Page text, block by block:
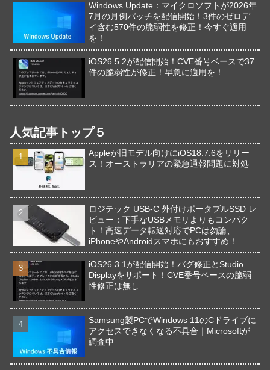
Windows Update：マイクロソフトが2026年
7月の月例パッチを配信開始！3件のゼロデ
イ含む570件の脆弱性を修正！今すぐ適用
を！
iOS26.5.2が配信開始！CVE番号ベースで37
件の脆弱性が修正！早急に適用を！
人気記事トップ５
Appleが旧モデル向けにiOS18.7.6をリリー
ス！オーストラリアの緊急通報問題に対処
ロジテック USB-C 外付けポータブルSSD レ
ビュー：下手なUSBメモリよりもコンパク
ト！高速データ転送対応でPCは勿論、
iPhoneやAndroidスマホにもおすすめ！
iOS26.3.1が配信開始！バグ修正とStudio
Displayをサポート！CVE番号ベースの脆弱
性修正は無し
Samsung製PCでWindows 11のCドライブに
アクセスできなくなる不具合｜Microsoftが
調査中